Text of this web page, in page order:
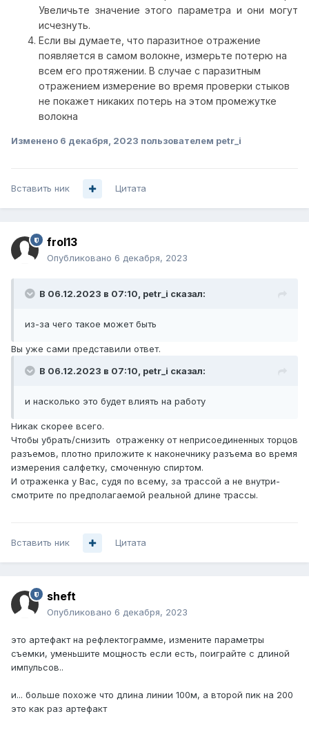
Увеличьте значение этого параметра и они могут
исчезнуть.
Если вы думаете, что паразитное отражение
появляется в самом волокне, измерьте потерю на
всем его протяжении. В случае с паразитным
отражением измерение во время проверки стыков
не покажет никаких потерь на этом промежутке
волокна
Изменено 6 декабря, 2023 пользователем petr_i
Вставить ник Цитата
frol13
Опубликовано 6 декабря, 2023
В 06.12.2023 в 07:10, petr_i сказал:
из-за чего такое может быть
Вы уже сами представили ответ.
В 06.12.2023 в 07:10, petr_i сказал:
и насколько это будет влиять на работу
Никак скорее всего.
Чтобы убрать/снизить отраженку от неприсоединенных торцов
разъемов, плотно приложите к наконечнику разъема во время
измерения салфетку, смоченную спиртом.
И отраженка у Вас, судя по всему, за трассой а не внутри-
смотрите по предполагаемой реальной длине трассы.
Вставить ник Цитата
sheft
Опубликовано 6 декабря, 2023
это артефакт на рефлектограмме, измените параметры
съемки, уменьшите мощность если есть, поиграйте с длиной
импульсов..
и... больше похоже что длина линии 100м, а второй пик на 200
это как раз артефакт